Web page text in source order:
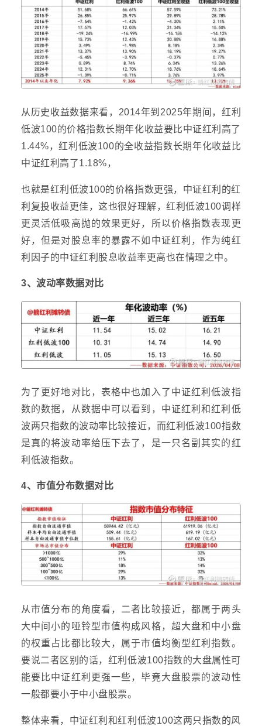
从历史收益数据来看，2014年到2025年期间，红利
低波100的价格指数长期年化收益要比中证红利高了
1.44%，红利低波100的全收益指数长期年化收益比
中证红利高了1.18%，
也就是红利低波100的价格指数更强，中证红利的红
利复投收益更佳，这也很好理解，红利低波100调样
更灵活低吸高抛的效果更好，所以价格指数表现更
好，但是对股息率的暴露不如中证红利，作为纯红
利因子的中证红利股息收益率更高也在情理之中。
3、波动率数据对比
为了更好地对比，表格中也加入了中证红利低波指
数的数据，从数据中可以看到，中证红利和红利低
波两只指数的波动率比较接近，而红利低波100指数
是真的将波动率给压下去了，是一只名副其实的红
利低波指数。
4、市值分布数据对比
从市值分布的角度看，二者比较接近，都属于两头
大中间小的哑铃型市值构成风格，超大盘和中小盘
的权重占比都比较大，属于市值均衡型红利指数。
要说二者区别的话，红利低波100指数的大盘属性可
能要比中证红利更强一些，毕竟大盘股票的波动性
一般都要小于中小盘股票。
整体来看，中证红利和红利低波100这两只指数的风